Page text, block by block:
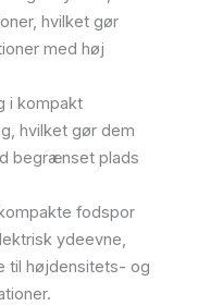
hvilket gør
med høj
i kompakt
hvilket gør dem
begrænset plads
fodspor
ydeevne,
til højdensitets- og